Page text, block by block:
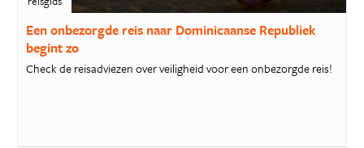
Een onbezorgde reis naar Dominicaanse Republiek
begint zo
Check de reisadviezen over veiligheid voor een onbezorgde reis!